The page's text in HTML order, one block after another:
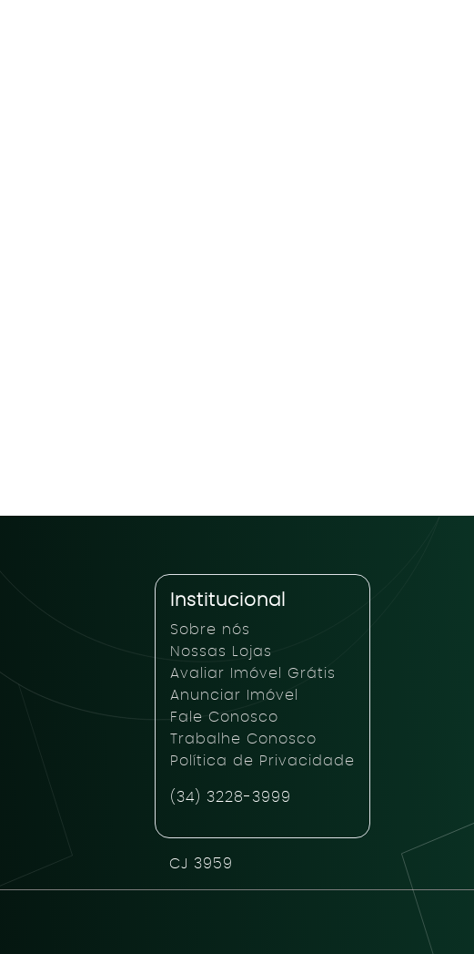
Institucional
Sobre nós
Nossas Lojas
Avaliar Imóvel Grátis
Anunciar Imóvel
Fale Conosco
Trabalhe Conosco
Política de Privacidade
(34) 3228-3999
CJ 3959